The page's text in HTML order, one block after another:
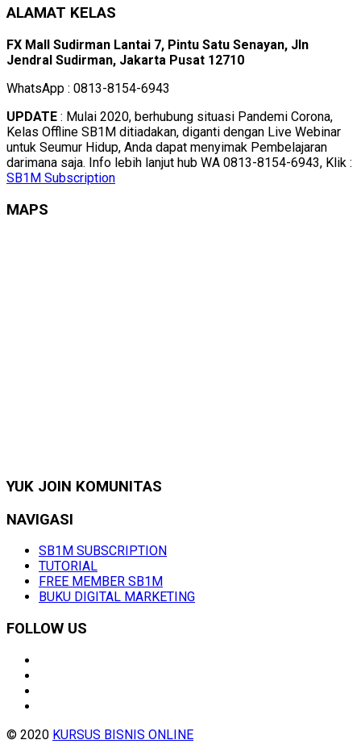
ALAMAT KELAS
FX Mall Sudirman Lantai 7, Pintu Satu Senayan, Jln
Jendral Sudirman, Jakarta Pusat 12710
WhatsApp : 0813-8154-6943
UPDATE : Mulai 2020, berhubung situasi Pandemi Corona,
Kelas Offline SB1M ditiadakan, diganti dengan Live Webinar
untuk Seumur Hidup, Anda dapat menyimak Pembelajaran
darimana saja. Info lebih lanjut hub WA 0813-8154-6943, Klik :
SB1M Subscription
MAPS
YUK JOIN KOMUNITAS
NAVIGASI
SB1M SUBSCRIPTION
TUTORIAL
FREE MEMBER SB1M
BUKU DIGITAL MARKETING
FOLLOW US
© 2020 KURSUS BISNIS ONLINE